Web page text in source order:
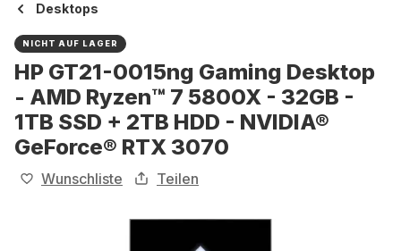
Desktops
NICHT AUF LAGER
HP GT21-0015ng Gaming Desktop
- AMD Ryzen™ 7 5800X - 32GB -
1TB SSD + 2TB HDD - NVIDIA®
GeForce® RTX 3070
Wunschliste Teilen